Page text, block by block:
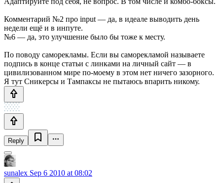
Комментарий №2 про input — да, в идеале выводить день
недели ещё и в инпуте.
№6 — да, это улучшение было бы тоже к месту.
По поводу саморекламы. Если вы саморекламой называете
подпись в конце статьи с линками на личный сайт — в
цивилизованном мире по-моему в этом нет ничего зазорного.
Я тут Сникерсы и Тампаксы не пытаюсь впарить никому.
Reply
sunalex Sep 6 2010 at 08:02